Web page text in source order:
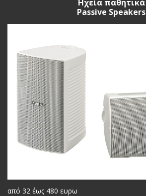
Ηχεία παθητικά
Passive Speakers
από 32 έως 480 ευρω